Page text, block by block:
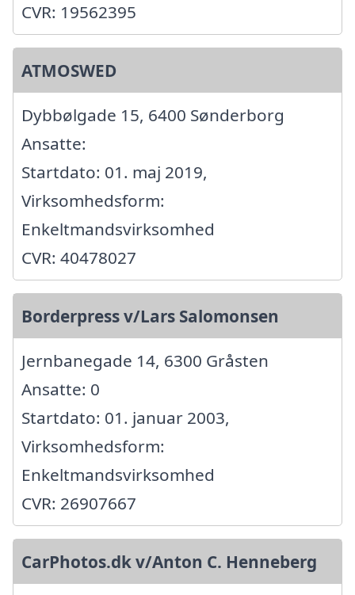
CVR: 19562395
ATMOSWED
Dybbølgade 15, 6400 Sønderborg
Ansatte:
Startdato: 01. maj 2019,
Virksomhedsform:
Enkeltmandsvirksomhed
CVR: 40478027
Borderpress v/Lars Salomonsen
Jernbanegade 14, 6300 Gråsten
Ansatte: 0
Startdato: 01. januar 2003,
Virksomhedsform:
Enkeltmandsvirksomhed
CVR: 26907667
CarPhotos.dk v/Anton C. Henneberg